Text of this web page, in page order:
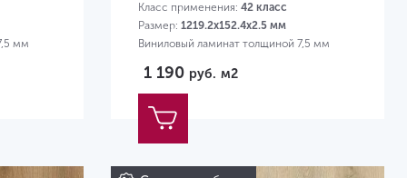
мм
Класс применения: 42 класс
Размер: 1219.2х152.4х2.5 мм
Виниловый ламинат толщиной 7,5 мм
1 190 руб. м2